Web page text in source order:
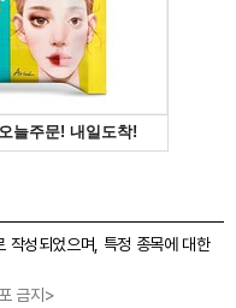
작성되었으며, 특정 종목에 대한
금지>